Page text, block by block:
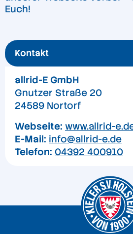
Euch!
Kontakt
allrid-E GmbH
Gnutzer Straße 20
24589 Nortorf
Webseite: www.allrid-
E-Mail: info@allrid-e.de
Telefon: 04392 400910